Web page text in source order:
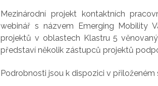
Mezinárodní projekt kontaktních
webinář s názvem Emerging Mobility
projektů v oblastech Klastru 5
představí několik zástupců projektů
Podrobnosti jsou k dispozici v přiloženém